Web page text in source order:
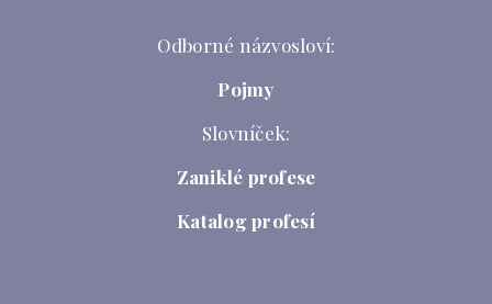
Odborné názvosloví:
Pojmy
Slovníček:
Zaniklé profese
Katalog profesí